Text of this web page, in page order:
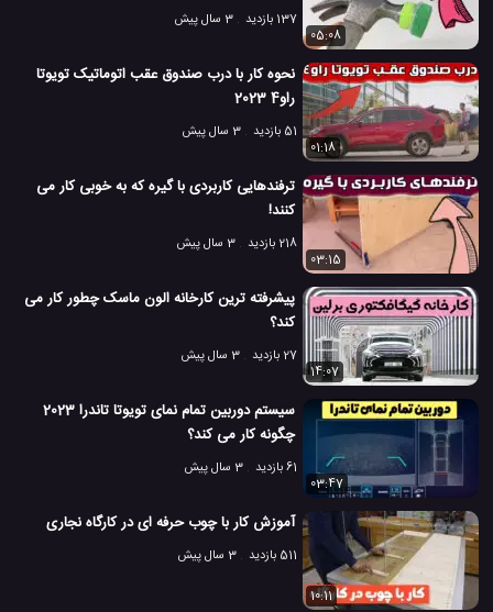
137 بازدید
3 سال پیش
05:08
نحوه کار با درب صندوق عقب اتوماتیک تویوتا
راو4 2023
51 بازدید
3 سال پیش
01:18
ترفندهایی کاربردی با گیره که به خوبی کار می
کنند!
218 بازدید
3 سال پیش
03:15
پیشرفته ترین کارخانه الون ماسک چطور کار می
کند؟
27 بازدید
3 سال پیش
14:07
سیستم دوربین تمام نمای تویوتا تاندرا 2023
چگونه کار می کند؟
61 بازدید
3 سال پیش
03:47
آموزش کار با چوب حرفه ای در کارگاه نجاری
511 بازدید 3 سال پیش
10:11